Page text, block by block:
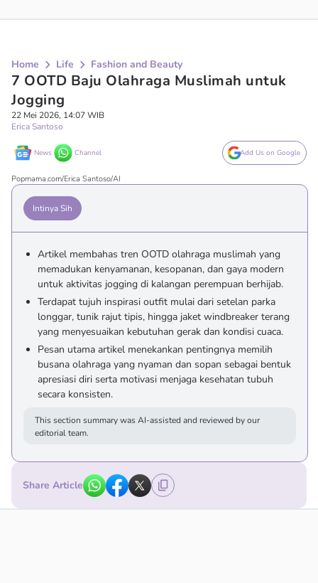
Home Life Fashion and Beauty
7 OOTD Baju Olahraga Muslimah untuk
Jogging
22 Mei 2026, 14:07 WIB
Erica Santoso
News Channel Add Us on Google
Popmama.com/Erica Santoso/AI
Intinya Sih
Artikel membahas tren OOTD olahraga muslimah yang
memadukan kenyamanan, kesopanan, dan gaya modern
untuk aktivitas jogging di kalangan perempuan berhijab.
Terdapat tujuh inspirasi outfit mulai dari setelan parka
longgar, tunik rajut tipis, hingga jaket windbreaker terang
yang menyesuaikan kebutuhan gerak dan kondisi cuaca.
Pesan utama artikel menekankan pentingnya memilih
busana olahraga yang nyaman dan sopan sebagai bentuk
apresiasi diri serta motivasi menjaga kesehatan tubuh
secara konsisten.
This section summary was AI-assisted and reviewed by our
editorial team.
Share Article